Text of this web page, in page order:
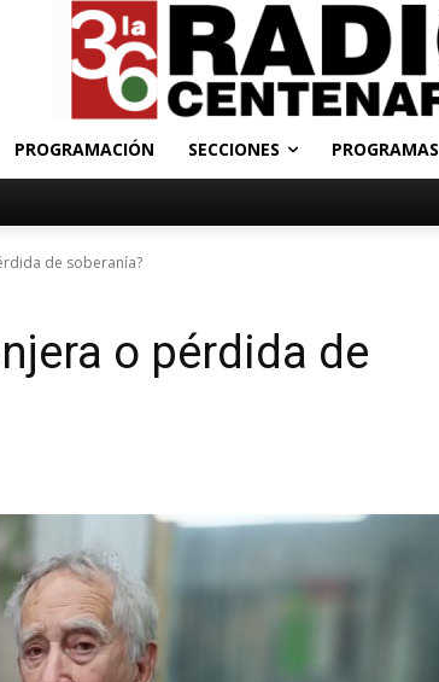
PROGRAMACIÓN SECCIONES PROGRAMAS
de soberanía?
o pérdida de